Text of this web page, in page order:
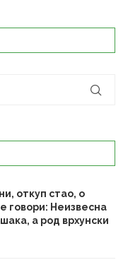
откуп стао, о
говори: Неизвесна
а род врхунски